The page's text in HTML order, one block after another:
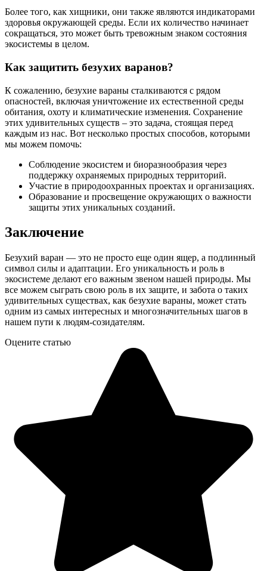
Более того, как хищники, они также являются индикаторами
здоровья окружающей среды. Если их количество начинает
сокращаться, это может быть тревожным знаком состояния
экосистемы в целом.
Как защитить безухих варанов?
К сожалению, безухие вараны сталкиваются с рядом
опасностей, включая уничтожение их естественной среды
обитания, охоту и климатические изменения. Сохранение
этих удивительных существ – это задача, стоящая перед
каждым из нас. Вот несколько простых способов, которыми
мы можем помочь:
Соблюдение экосистем и биоразнообразия через
поддержку охраняемых природных территорий.
Участие в природоохранных проектах и организациях.
Образование и просвещение окружающих о важности
защиты этих уникальных созданий.
Заключение
Безухий варан — это не просто еще один ящер, а подлинный
символ силы и адаптации. Его уникальность и роль в
экосистеме делают его важным звеном нашей природы. Мы
все можем сыграть свою роль в их защите, и забота о таких
удивительных существах, как безухие вараны, может стать
одним из самых интересных и многозначительных шагов в
нашем пути к людям-созидателям.
Оцените статью